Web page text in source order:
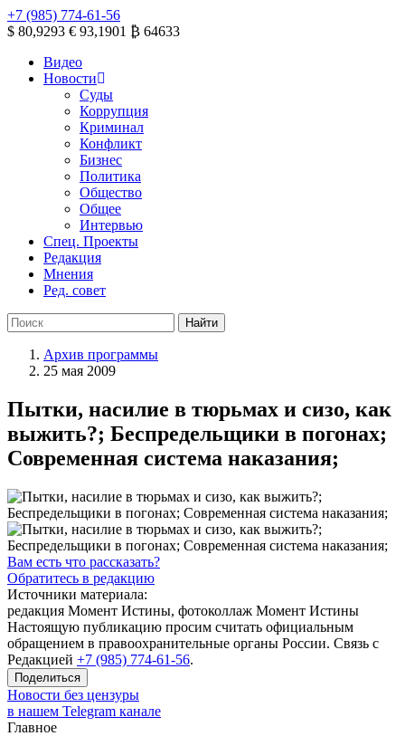
+7 (985) 774-61-56
$ 80,9293 € 93,1901 ₿ 64633
Видео
Новости
Суды
Коррупция
Криминал
Конфликт
Бизнес
Политика
Общество
Общее
Интервью
Спец. Проекты
Редакция
Мнения
Ред. совет
Архив программы
25 мая 2009
Пытки, насилие в тюрьмах и сизо, как
выжить?; Беспредельщики в погонах;
Современная система наказания;
Вам есть что рассказать?
Обратитесь в редакцию
Источники материала:
редакция Момент Истины, фотоколлаж Момент Истины
Настоящую публикацию просим считать официальным
обращением в правоохранительные органы России. Связь с
Редакцией +7 (985) 774-61-56.
Поделиться
Новости без цензуры
в нашем Telegram канале
Главное